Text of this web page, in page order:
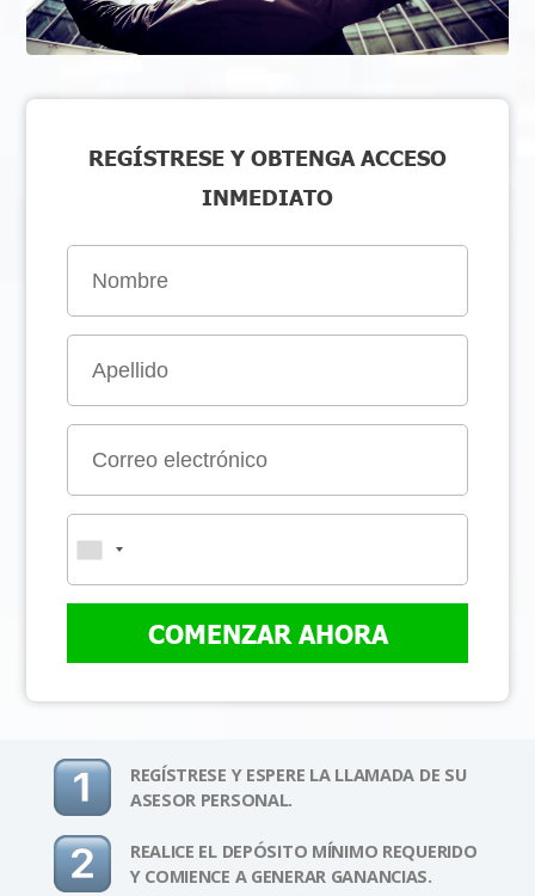
REGÍSTRESE Y OBTENGA ACCESO
INMEDIATO
COMENZAR AHORA
REGÍSTRESE Y ESPERE LA LLAMADA DE SU
ASESOR PERSONAL.
REALICE EL DEPÓSITO MÍNIMO REQUERIDO
Y COMIENCE A GENERAR GANANCIAS.